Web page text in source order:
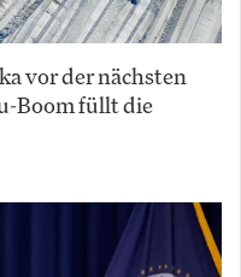
vor der nächsten
Boom füllt die